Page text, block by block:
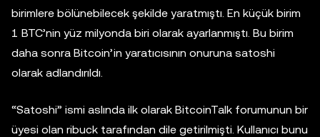
birimlere bölünebilecek şekilde yaratmıştı. En küçük birim
1 BTC’nin yüz milyonda biri olarak ayarlanmıştı. Bu birim
daha sonra Bitcoin’in yaratıcısının onuruna satoshi
olarak adlandırıldı.
“Satoshi” ismi aslında ilk olarak BitcoinTalk forumunun bir
üyesi olan ribuck tarafından dile getirilmişti. Kullanıcı bunu